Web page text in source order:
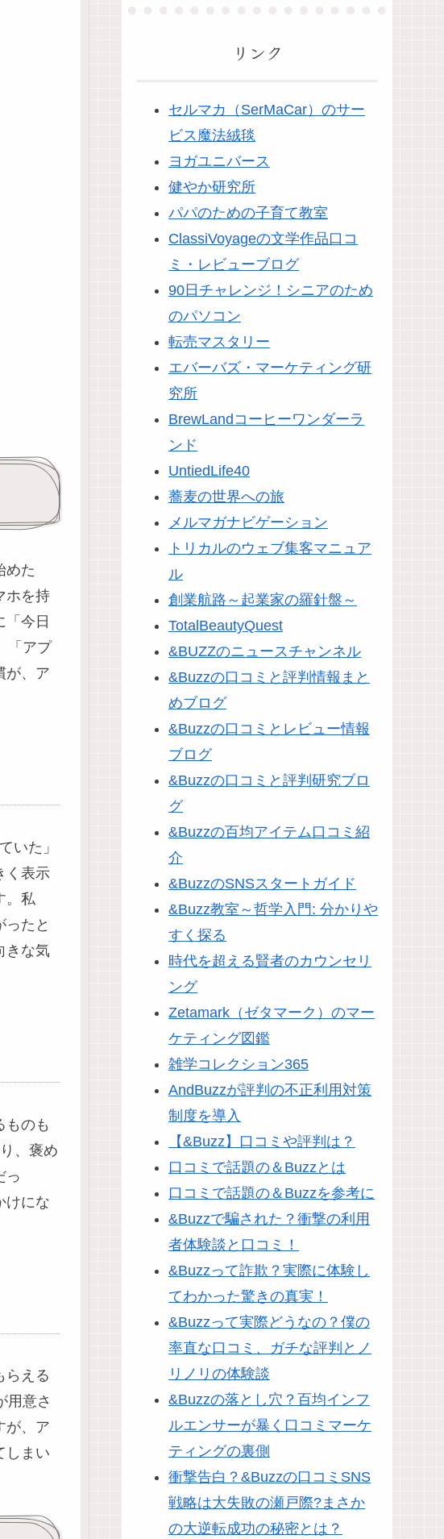
めた
ホを持
「今日
「アプ
が、ア
いた」
く表示
。私
ったと
きな気
ものも
、褒め
っ
けにな
らえる
用意さ
が、ア
しまい
リンク
セルマカ（SerMaCar）のサー
ビス魔法絨毯
ヨガユニバース
健やか研究所
パパのための子育て教室
ClassiVoyageの文学作品口コ
ミ・レビューブログ
90日チャレンジ！シニアのため
のパソコン
転売マスタリー
エバーバズ・マーケティング研
究所
BrewLandコーヒーワンダーラ
ンド
UntiedLife40
蕎麦の世界への旅
メルマガナビゲーション
トリカルのウェブ集客マニュア
ル
創業航路～起業家の羅針盤～
TotalBeautyQuest
&BUZZのニュースチャンネル
&Buzzの口コミと評判情報まと
めブログ
&Buzzの口コミとレビュー情報
ブログ
&Buzzの口コミと評判研究ブロ
グ
&Buzzの百均アイテム口コミ紹
介
&BuzzのSNSスタートガイド
&Buzz教室～哲学入門: 分かりや
すく探る
時代を超える賢者のカウンセリ
ング
Zetamark（ゼタマーク）のマー
ケティング図鑑
雑学コレクション365
AndBuzzが評判の不正利用対策
制度を導入
【&Buzz】口コミや評判は？
口コミで話題の＆Buzzとは
口コミで話題の＆Buzzを参考に
&Buzzで騙された？衝撃の利用
者体験談と口コミ！
&Buzzって詐欺？実際に体験し
てわかった驚きの真実！
&Buzzって実際どうなの？僕の
率直な口コミ、ガチな評判とノ
リノリの体験談
&Buzzの落とし穴？百均インフ
ルエンサーが暴く口コミマーケ
ティングの裏側
衝撃告白？&Buzzの口コミSNS
戦略は大失敗の瀬戸際?まさか
の大逆転成功の秘密とは？